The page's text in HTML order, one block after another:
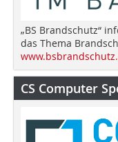
„BS Brandschutz“
das Thema
CS Computer